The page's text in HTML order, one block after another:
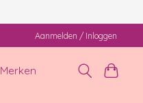
Aanmelden / Inloggen
Merken